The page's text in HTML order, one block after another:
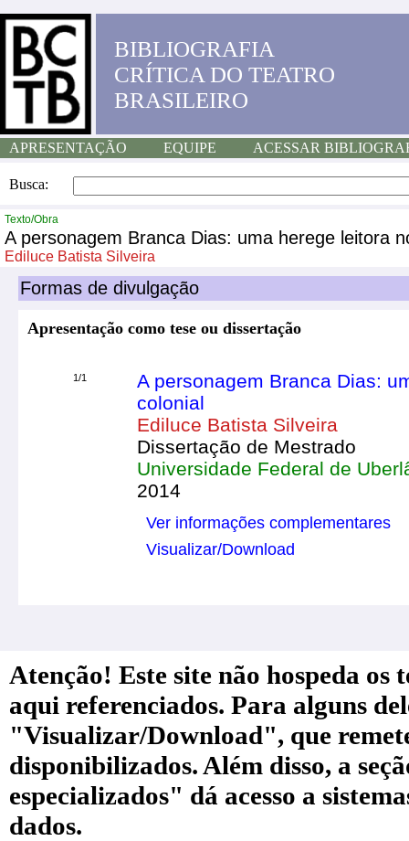
BIBLIOGRAFIA
CRÍTICA DO TEATRO
BRASILEIRO
APRESENTAÇÃO EQUIPE ACESSAR
Busca:
Texto/Obra
A personagem Branca Dias: uma herege leitora
Ediluce Batista Silveira
Formas de divulgação
Apresentação como tese ou dissertação
1/1
A personagem Branca Dias:
colonial
Ediluce Batista Silveira
Dissertação de Mestrado
Universidade Federal de
2014
Ver informações complementares
Visualizar/Download
Atenção! Este site não hospeda
aqui referenciados. Para alguns
"Visualizar/Download", que
disponibilizados. Além disso, a
especializados" dá acesso a
dados.